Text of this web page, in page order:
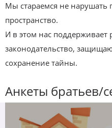
Мы стараемся не нарушать
пространство.
И в этом нас поддерживает
законодательство,
сохранение тайны.
Анкеты братьев/